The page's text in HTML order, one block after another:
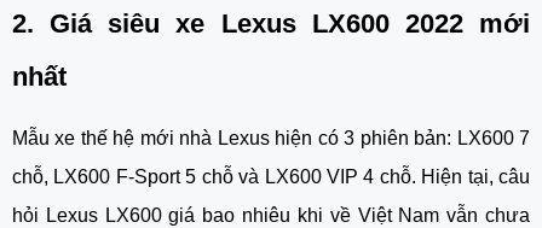
2. Giá siêu xe Lexus LX600 2022 mới
nhất
Mẫu xe thế hệ mới nhà Lexus hiện có 3 phiên bản: LX600 7
chỗ, LX600 F-Sport 5 chỗ và LX600 VIP 4 chỗ. Hiện tại, câu
hỏi Lexus LX600 giá bao nhiêu khi về Việt Nam vẫn chưa